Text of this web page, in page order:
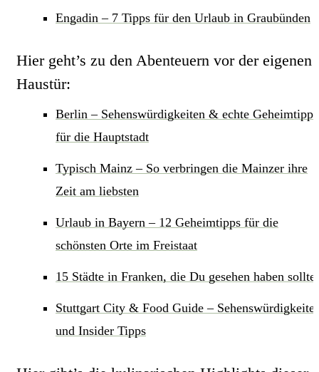
Engadin – 7 Tipps für den Urlaub in Graubünden
Hier geht’s zu den Abenteuern vor der eigenen
Haustür:
Berlin – Sehenswürdigkeiten & echte Geheimtipps
für die Hauptstadt
Typisch Mainz – So verbringen die Mainzer ihre
Zeit am liebsten
Urlaub in Bayern – 12 Geheimtipps für die
schönsten Orte im Freistaat
15 Städte in Franken, die Du gesehen haben
Stuttgart City & Food Guide –
und Insider Tipps